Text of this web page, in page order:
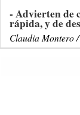
- Advierten de
rápida, y de
Claudia Montero /